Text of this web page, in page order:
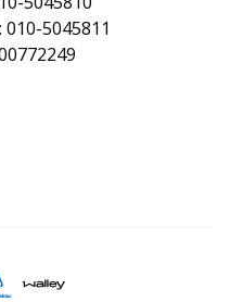
5045811